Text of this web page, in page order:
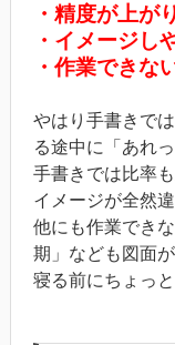
・精度が上が
・イメージし
・作業できな
やはり手書きで
る途中に「あれ
手書きでは比率
イメージが全然
他にも作業でき
期」なども図面
寝る前にちょっ